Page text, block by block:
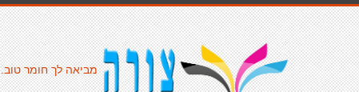
מביאה לך חומר טוב.